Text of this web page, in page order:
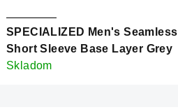
SPECIALIZED Men's Seamless
Short Sleeve Base Layer Grey
Skladom